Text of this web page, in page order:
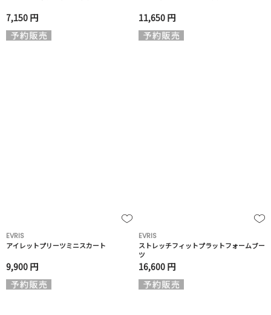
7,150 円 11,650 円
EVRIS
アイレットプリーツミニスカート
9,900 円
EVRIS
ストレッチフィットプラットフォームブー
ツ
16,600 円